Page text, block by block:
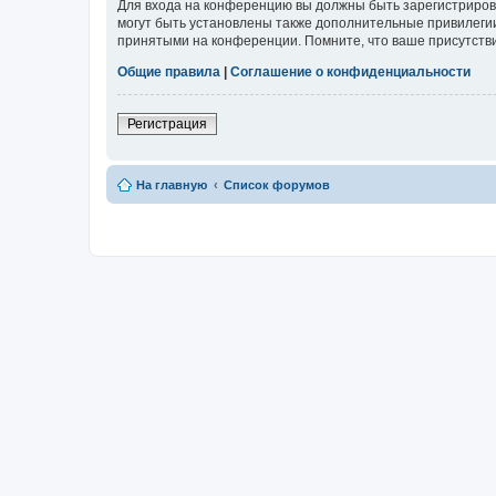
Для входа на конференцию вы должны быть
могут быть установлены также дополнительные
принятыми на конференции. Помните, что ваше
Общие правила
Соглашение о конфиденциальности
Регистрация
На главную Список форумов